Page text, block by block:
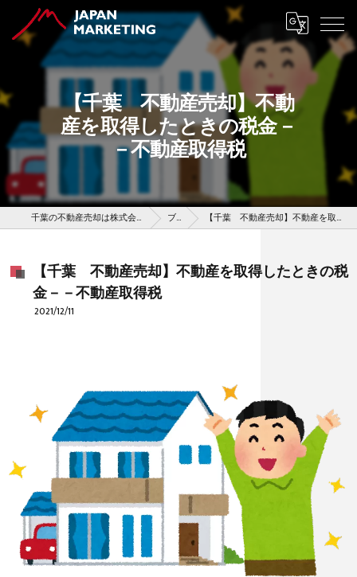
【千葉 不動産売却】不動
産を取得したときの税金－
－不動産取得税
千葉の不動産売却は株式会社ジャパンマーケティング ブログ 【千葉 不動産売却】不動産を取得したときの税金－－不動産取得税
【千葉 不動産売却】不動産を取得したときの税
金－－不動産取得税
2021/12/11